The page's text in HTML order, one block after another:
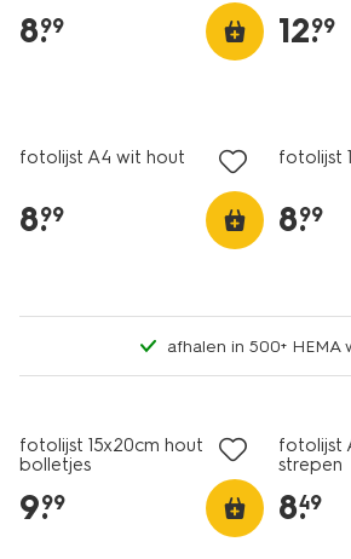
8.
99 12.
99
fotolijst A4 wit hout
8.
99
fotolijst
8.
99
afhalen in 500+ HEMA
fotolijst 15x20cm hout
bolletjes
9.
99
fotolijst
strepen
8.
49